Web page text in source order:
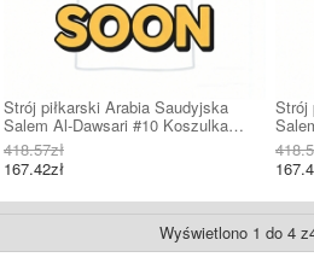
Strój piłkarski Arabia Saudyjska
Salem Al-Dawsari #10 Koszulka
Podstawowej damskie MŚ 2026
Krótki Rękaw
418.57zł
167.42zł
Strój
Wyświetlono 1 do 4